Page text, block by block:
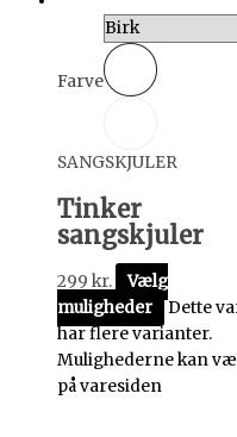
Farve
SANGSKJULER
Tinker
sangskjuler
299 kr.
Vælg
muligheder
Dette
har flere varianter.
Mulighederne kan
på varesiden